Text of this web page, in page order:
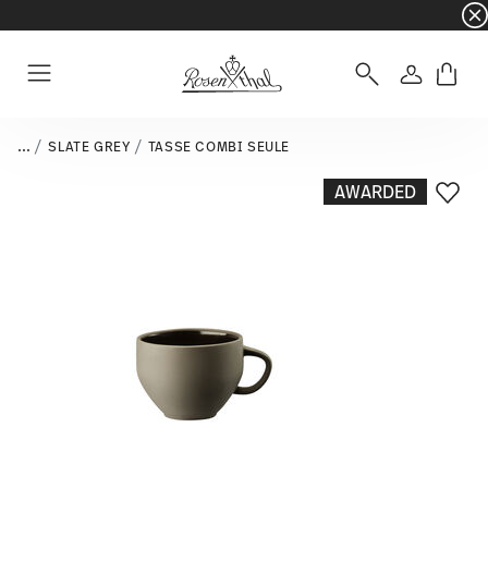
☀️ Summer SALE – Économisez encore plus
... SLATE GREY TASSE COMBI SEULE
AWARDED Liste